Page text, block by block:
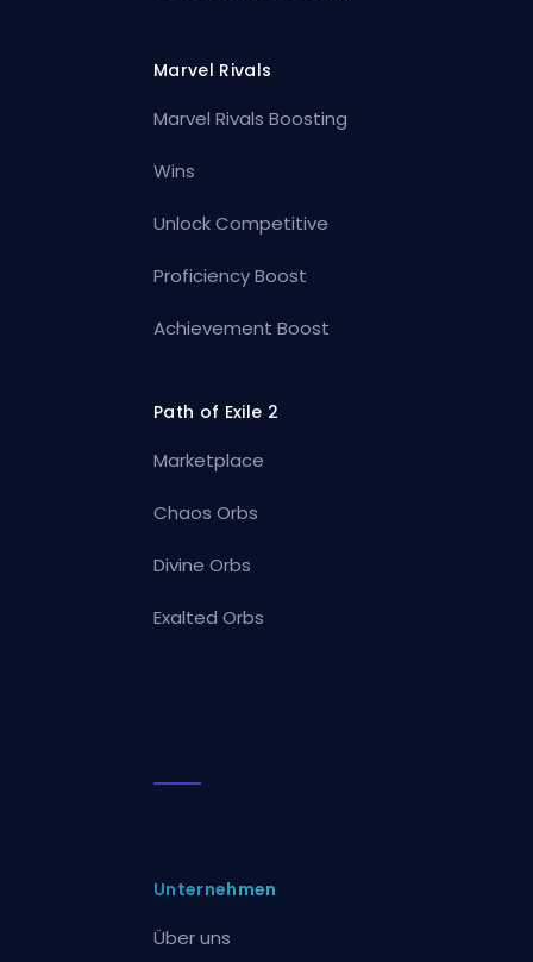
Marvel Rivals
Marvel Rivals Boosting
Wins
Unlock Competitive
Proficiency Boost
Achievement Boost
Path of Exile 2
Marketplace
Chaos Orbs
Divine Orbs
Exalted Orbs
Unternehmen
Über uns